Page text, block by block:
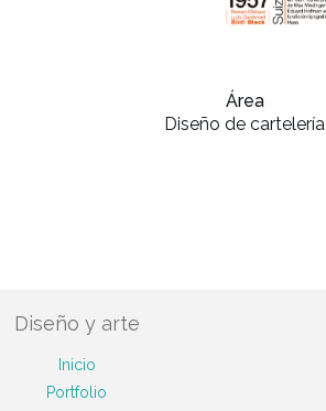
Área
Diseño de cartelería
Diseño y arte
Inicio
Portfolio